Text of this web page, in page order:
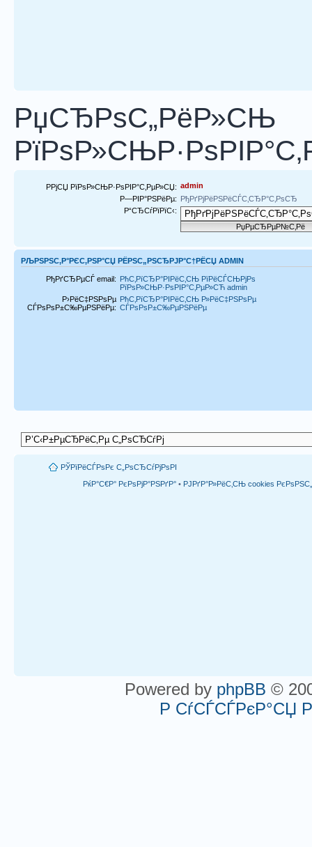
РџСЂРѕС„РёР»СЊ
РРјСЏ РїРѕР»СЊР·РѕРІР°С‚РµР»СЏ: admin
Р—РІР°РЅРёРµ: РђРґРјРёРЅРёСЃС‚СЂР°С‚РѕСЂ
Р“СЂСѓРїРїС‹:
РЉРЅРЅС‚Р°РЄС‚РЅР°СЏ РЁРЅС„РЅСЂРЈР°С†РЁСЏ ADMIN
РђРґСЂРµСЃ email: РћС‚РїСЂР°РІРёС‚СЊ РїРёСЃСЊРјРѕ
РїРѕР»СЊР·РѕРІР°С‚РµР»СЋ admin
Р›РёС‡РЅРѕРµ
СЃРѕРѕР±С‰РµРЅРёРµ:
РћС‚РїСЂР°РІРёС‚СЊ Р»РёС‡РЅРѕРµ
СЃРѕРѕР±С‰РµРЅРёРµ
РЎРїРёСЃРѕРє С„РѕСЂСѓРјРѕРІ
РќР°С€Р° РєРѕРјР°РЅРґР° • РЈРґР°Р»РёС‚СЊ cookies
Powered by phpBB ©
Р СѓСЃСЃРєР°СЏ